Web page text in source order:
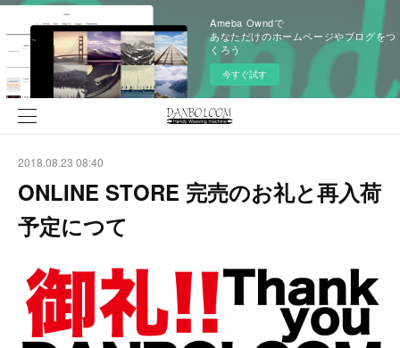
Ameba Owndで
あなただけのホームページやブログをつ
くろう
今すぐ試す
2018.08.23 08:40
ONLINE STORE 完売のお礼と再入荷
予定につて